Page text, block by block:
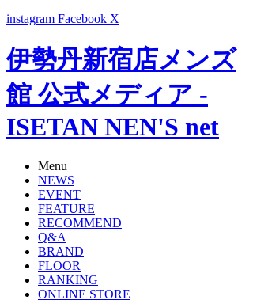
instagram Facebook X
伊勢丹新宿店メンズ
館 公式メディア -
ISETAN NEN'S net
Menu
NEWS
EVENT
FEATURE
RECOMMEND
Q&A
BRAND
FLOOR
RANKING
ONLINE STORE